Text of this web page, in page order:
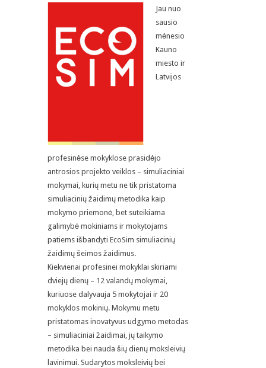
Jau nuo
sausio
mėnesio
Kauno
miesto ir
Latvijos
profesinėse mokyklose prasidėjo
antrosios projekto veiklos – simuliaciniai
mokymai, kurių metu ne tik pristatoma
simuliacinių žaidimų metodika kaip
mokymo priemonė, bet suteikiama
galimybė mokiniams ir mokytojams
patiems išbandyti EcoSim simuliacinių
žaidimų šeimos žaidimus.
Kiekvienai profesinei mokyklai skiriami
dviejų dienų – 12 valandų mokymai,
kuriuose dalyvauja 5 mokytojai ir 20
mokyklos mokinių. Mokymu metu
pristatomas inovatyvus udgymo metodas
– simuliaciniai žaidimai, jų taikymo
metodika bei nauda šių dienų moksleivių
lavinimui. Sudarytos moksleivių bei